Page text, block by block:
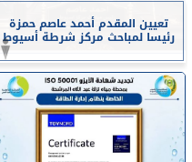
تعيين المقدم أحمد عاصم حمزة
رئيسا لمباحث مركز شرطة أسيوط